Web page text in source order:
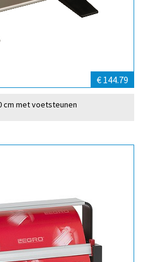
€ 144.79
cm met voetsteunen